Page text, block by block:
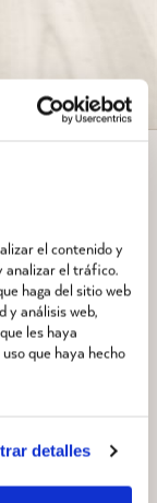
el contenido y
analizar el tráfico.
haga del sitio web
y análisis web,
les haya
que haya hecho
detalles